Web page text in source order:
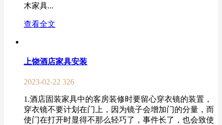
木家具...
查看全文
上饶酒店家具安装
2023-02-22 326
1.酒店固装家具中的客房装修时要留心穿衣镜的装置，
穿衣镜不要计划在门上，因为镜子会增加门的分量，而
使门在打开时显得不那么轻巧了，事件长了，也会致使